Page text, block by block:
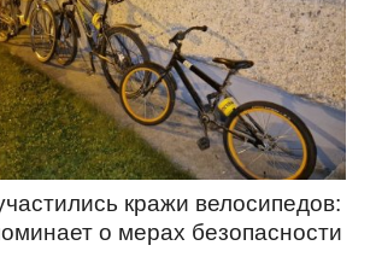
кражи велосипедов:
о мерах безопасности